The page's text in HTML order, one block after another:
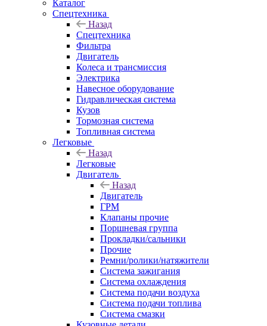
Каталог
Спецтехника
Назад
Спецтехника
Фильтра
Двигатель
Колеса и трансмиссия
Электрика
Навесное оборудование
Гидравлическая система
Кузов
Тормозная система
Топливная система
Легковые
Назад
Легковые
Двигатель
Назад
Двигатель
ГРМ
Клапаны прочие
Поршневая группа
Прокладки/сальники
Прочие
Ремни/ролики/натяжители
Система зажигания
Система охлаждения
Система подачи воздуха
Система подачи топлива
Система смазки